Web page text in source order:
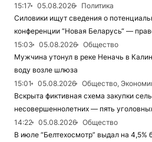
15:17
05.08.2026
Политика
Силовики ищут сведения о
конференции “Новая Беларусь“ —
15:03
05.08.2026
Общество
Мужчина утонул в реке Неначь в
воду возле шлюза
15:01
05.08.2026
Общество,
Вскрыта фиктивная схема закупки
несовершеннолетних — пять
14:22
05.08.2026
Общество
В июле “Белтехосмотр” выдал на